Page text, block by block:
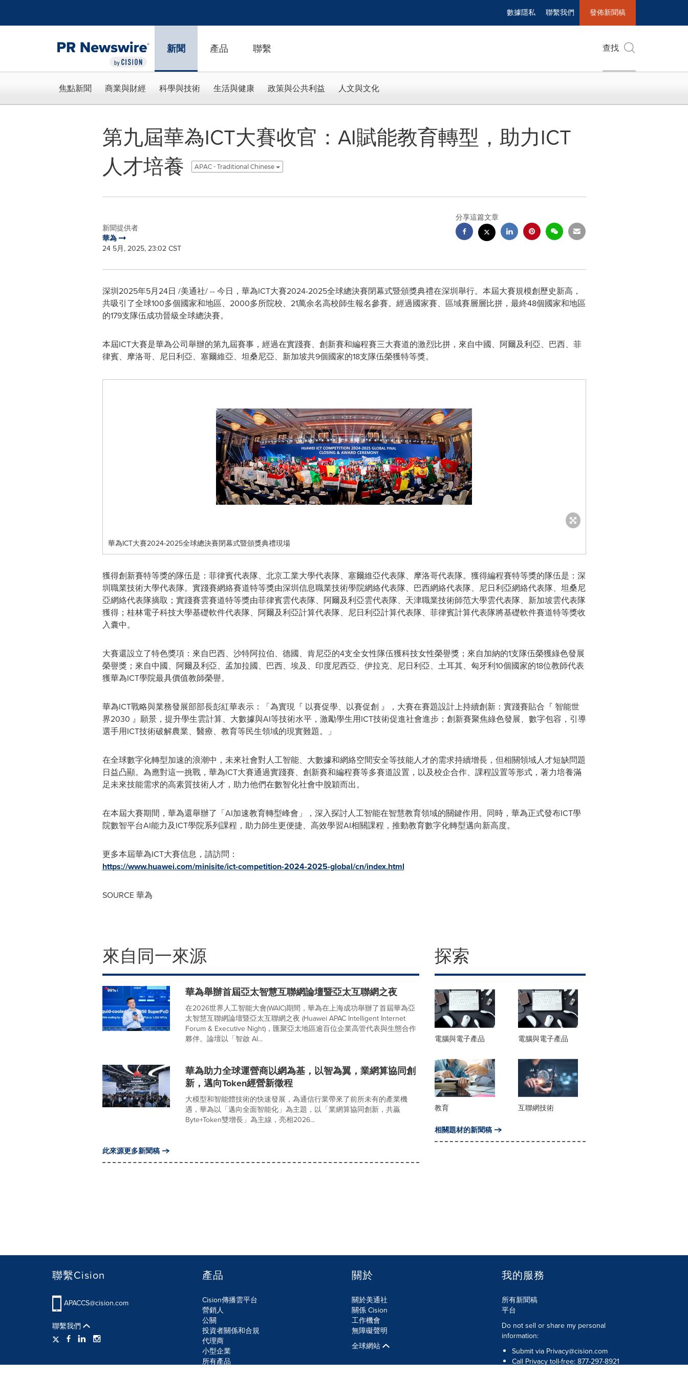
數據隱私 聯繫我們 發佈新聞稿
新聞 產品 聯繫 查找
焦點新聞 商業與財經 科學與技術 生活與健康 政策與公共利益 人文與文化
第九屆華為ICT大賽收官：AI賦能教育轉型，助力ICT
人才培養
APAC - Traditional Chinese
新聞提供者
華為
24 5月, 2025, 23:02 CST
分享這篇文章
深圳2025年5月24日 /美通社/ -- 今日，華為ICT大賽2024-2025全球總決賽閉幕式暨頒獎典禮在深圳舉行。本屆大賽規模創歷史新高，
共吸引了全球100多個國家和地區、2000多所院校、21萬余名高校師生報名參賽。經過國家賽、區域賽層層比拼，最終48個國家和地區
的179支隊伍成功晉級全球總決賽。
本屆ICT大賽是華為公司舉辦的第九屆賽事，經過在實踐賽、創新賽和編程賽三大賽道的激烈比拼，來自中國、阿爾及利亞、巴西、菲
律賓、摩洛哥、尼日利亞、塞爾維亞、坦桑尼亞、新加坡共9個國家的18支隊伍榮獲特等獎。
華為ICT大賽2024-2025全球總決賽閉幕式暨頒獎典禮現場
獲得創新賽特等獎的隊伍是：菲律賓代表隊、北京工業大學代表隊、塞爾維亞代表隊、摩洛哥代表隊。獲得編程賽特等獎的隊伍是：深
圳職業技術大學代表隊。實踐賽網絡賽道特等獎由深圳信息職業技術學院網絡代表隊、巴西網絡代表隊、尼日利亞網絡代表隊、坦桑尼
亞網絡代表隊摘取；實踐賽雲賽道特等獎由菲律賓雲代表隊、阿爾及利亞雲代表隊、天津職業技術師范大學雲代表隊、新加坡雲代表隊
獲得；桂林電子科技大學基礎軟件代表隊、阿爾及利亞計算代表隊、尼日利亞計算代表隊、菲律賓計算代表隊將基礎軟件賽道特等獎收
入囊中。
大賽還設立了特色獎項：來自巴西、沙特阿拉伯、德國、肯尼亞的4支全女性隊伍獲科技女性榮譽獎；來自加納的1支隊伍榮獲綠色發展
榮譽獎；來自中國、阿爾及利亞、孟加拉國、巴西、埃及、印度尼西亞、伊拉克、尼日利亞、土耳其、匈牙利10個國家的18位教師代表
獲華為ICT學院最具價值教師榮譽。
華為ICT戰略與業務發展部部長彭紅華表示：「為實現『 以賽促學、以賽促創 』，大賽在賽題設計上持續創新：實踐賽貼合『 智能世
界2030 』願景，提升學生雲計算、大數據與AI等技術水平，激勵學生用ICT技術促進社會進步；創新賽聚焦綠色發展、數字包容，引導
選手用ICT技術破解農業、醫療、教育等民生領域的現實難題。」
在全球數字化轉型加速的浪潮中，未來社會對人工智能、大數據和網絡空間安全等技能人才的需求持續增長，但相關領域人才短缺問題
日益凸顯。為應對這一挑戰，華為ICT大賽通過實踐賽、創新賽和編程賽等多賽道設置，以及校企合作、課程設置等形式，著力培養滿
足未來技能需求的高素質技術人才，助力他們在數智化社會中脫穎而出。
在本屆大賽期間，華為還舉辦了「AI加速教育轉型峰會」，深入探討人工智能在智慧教育領域的關鍵作用。同時，華為正式發布ICT學
院數智平台AI能力及ICT學院系列課程，助力師生更便捷、高效學習AI相關課程，推動教育數字化轉型邁向新高度。
更多本屆華為ICT大賽信息，請訪問：
https://www.huawei.com/minisite/ict-competition-2024-2025-global/cn/index.html
SOURCE 華為
來自同一來源
華為舉辦首屆亞太智慧互聯網論壇暨亞太互聯網之夜
在2026世界人工智能大會(WAIC)期間，華為在上海成功舉辦了首屆華為亞
太智慧互聯網論壇暨亞太互聯網之夜 (Huawei APAC Intelligent Internet
Forum & Executive Night)，匯聚亞太地區逾百位企業高管代表與生態合作
夥伴。論壇以「智啟 AI...
華為助力全球運營商以網為基，以智為翼，業網算協同創
新，邁向Token經營新徵程
大模型和智能體技術的快速發展，為通信行業帶來了前所未有的產業機
遇，華為以「邁向全面智能化」為主題，以「業網算協同創新，共贏
Byte+Token雙增長」為主線，亮相2026...
此來源更多新聞稿
探索
電腦與電子產品 電腦與電子產品
教育 互聯網技術
相關題材的新聞稿
聯繫Cision
APACCS@cision.com
聯繫我們
產品
Cision傳播雲平台
營銷人
公關
投資者關係和合規
代理商
小型企業
所有產品
關於
關於美通社
關係 Cision
工作機會
無障礙聲明
全球網站
我的服務
所有新聞稿
平台
Do not sell or share my personal
information:
Submit via Privacy@cision.com
Call Privacy toll-free: 877-297-8921